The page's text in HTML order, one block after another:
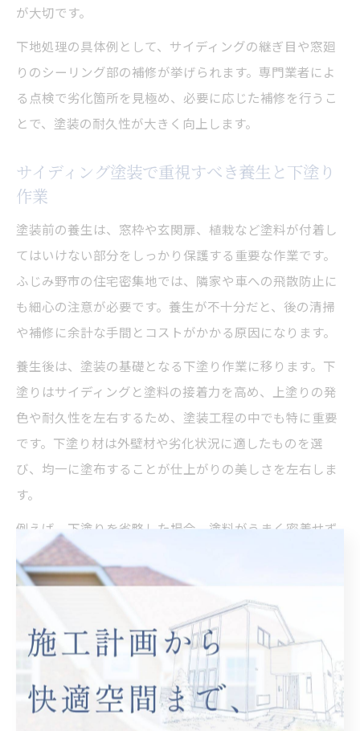
が大切です。
下地処理の具体例として、サイディングの継ぎ目や窓廻
りのシーリング部の補修が挙げられます。専門業者によ
る点検で劣化箇所を見極め、必要に応じた補修を行うこ
とで、塗装の耐久性が大きく向上します。
サイディング塗装で重視すべき養生と下塗り
作業
塗装前の養生は、窓枠や玄関扉、植栽など塗料が付着し
てはいけない部分をしっかり保護する重要な作業です。
ふじみ野市の住宅密集地では、隣家や車への飛散防止に
も細心の注意が必要です。養生が不十分だと、後の清掃
や補修に余計な手間とコストがかかる原因になります。
養生後は、塗装の基礎となる下塗り作業に移ります。下
塗りはサイディングと塗料の接着力を高め、上塗りの発
色や耐久性を左右するため、塗装工程の中でも特に重要
です。下塗り材は外壁材や劣化状況に適したものを選
び、均一に塗布することが仕上がりの美しさを左右しま
す。
例えば、下塗りを省略した場合、塗料がうまく密着せず
に早期の剥がれや色ムラが発生するリスクが高まりま
す。現場ごとの状況に応じて適切な材料と方法を選択
し、丁寧な作業を心がけることが成功のポイントです。
サイディング塗装の中塗り・上塗りのポイン
ト解説
サイディング塗装の仕上がりを左右するのが、中塗りと